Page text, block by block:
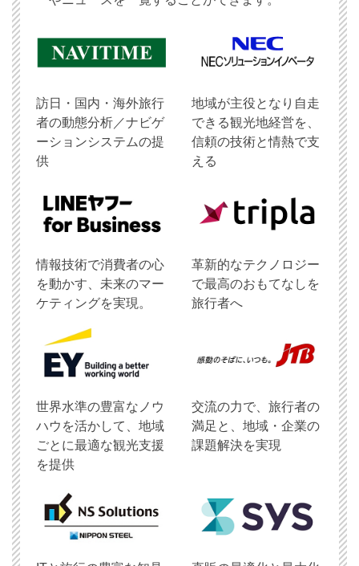
訪日・国内・海外旅行
者の動態分析／ナビゲ
ーションシステムの提
供
地域が主役となり自走
できる観光地経営を、
信頼の技術と情熱で支
える
情報技術で消費者の心
を動かす、未来のマー
ケティングを実現。
革新的なテクノロジー
で最高のおもてなしを
旅行者へ
世界水準の豊富なノウ
ハウを活かして、地域
ごとに最適な観光支援
を提供
交流の力で、旅行者の
満足と、地域・企業の
課題解決を実現